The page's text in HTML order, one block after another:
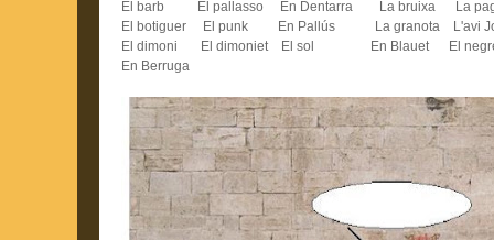
El barb El pallasso En Dentarra La bruixa La
El botiguer El punk En Pallús La granota L'avi
El dimoni El dimoniet El sol En Blauet El
En Berruga